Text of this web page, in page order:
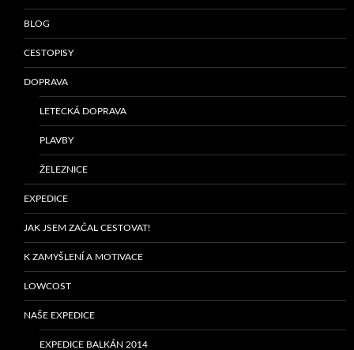
BLOG
CESTOPISY
DOPRAVA
LETECKÁ DOPRAVA
PLAVBY
ŽELEZNICE
EXPEDICE
JAK JSEM ZAČAL CESTOVAT!
K ZAMYŠLENÍ A MOTIVACE
LOWCOST
NAŠE EXPEDICE
EXPEDICE BALKÁN 2014